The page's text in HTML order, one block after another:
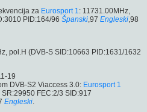
za Eurosport 1: 11731.00MHz,
PID:164/96 Španski,97 Engleski,98
pol.H (DVB-S SID:10663 PID:1631/1632
19
DVB-S2 Viaccess 3.0: Eurosport 1
FEC:2/3 SID:917
Engleski.